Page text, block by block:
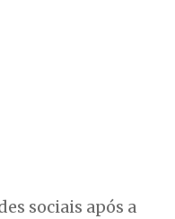
sociais após a